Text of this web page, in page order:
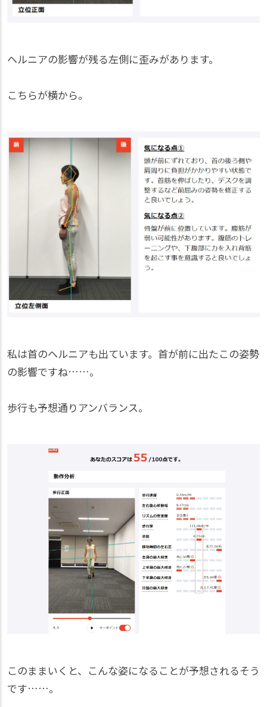
ヘルニアの影響が残る左側に歪みがあります。
こちらが横から。
私は首のヘルニアも出ています。首が前に出たこの姿勢
の影響ですね……。
歩行も予想通りアンバランス。
このままいくと、こんな姿になることが予想されるそう
です……。